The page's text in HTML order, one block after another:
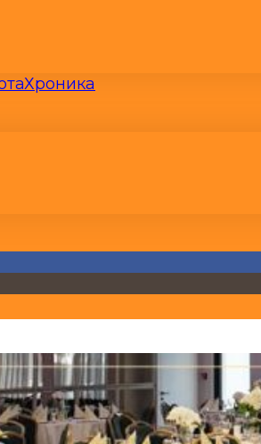
Хроника